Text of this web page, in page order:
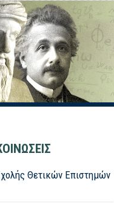
Θετικών Επιστημών